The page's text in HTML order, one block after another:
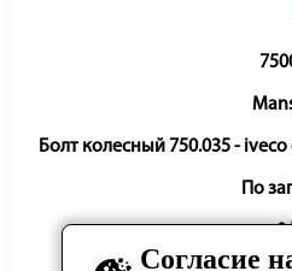
Болт колесный 750.035 - iveco
По
0
Согласие